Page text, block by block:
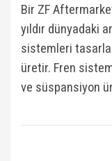
Bir ZF
yıldır dünyadaki
sistemleri
üretir. Fren
ve süspansiyon